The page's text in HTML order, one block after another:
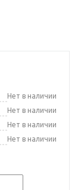
Нет в наличии
Нет в наличии
Нет в наличии
Нет в наличии